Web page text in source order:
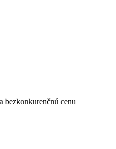
bezkonkurenčnú cenu